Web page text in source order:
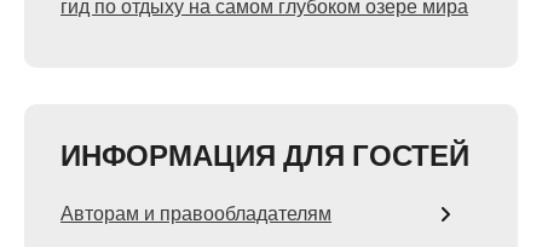
гид по отдыху на самом глубоком озере мира
ИНФОРМАЦИЯ ДЛЯ ГОСТЕЙ
Авторам и правообладателям